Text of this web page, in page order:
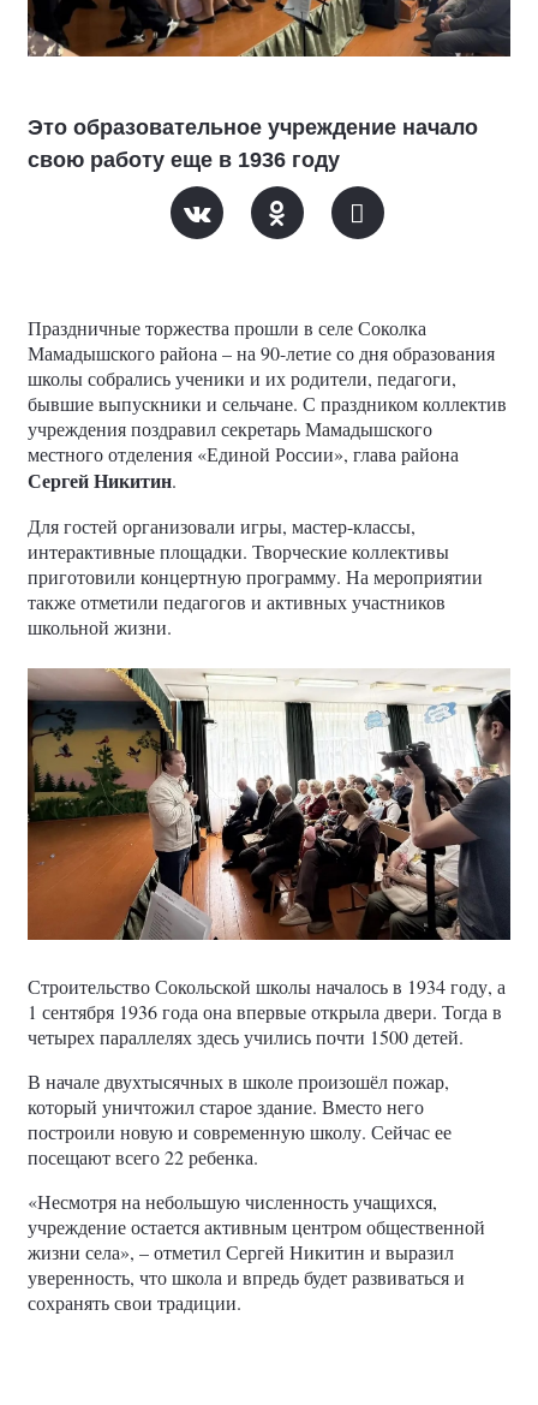
Это образовательное учреждение начало
свою работу еще в 1936 году
Праздничные торжества прошли в селе Соколка
Мамадышского района – на 90-летие со дня образования
школы собрались ученики и их родители, педагоги,
бывшие выпускники и сельчане. С праздником коллектив
учреждения поздравил секретарь Мамадышского
местного отделения «Единой России», глава района
Сергей Никитин.
Для гостей организовали игры, мастер-классы,
интерактивные площадки. Творческие коллективы
приготовили концертную программу. На мероприятии
также отметили педагогов и активных участников
школьной жизни.
Строительство Сокольской школы началось в 1934 году, а
1 сентября 1936 года она впервые открыла двери. Тогда в
четырех параллелях здесь учились почти 1500 детей.
В начале двухтысячных в школе произошёл пожар,
который уничтожил старое здание. Вместо него
построили новую и современную школу. Сейчас ее
посещают всего 22 ребенка.
«Несмотря на небольшую численность учащихся,
учреждение остается активным центром общественной
жизни села», – отметил Сергей Никитин и выразил
уверенность, что школа и впредь будет развиваться и
сохранять свои традиции.